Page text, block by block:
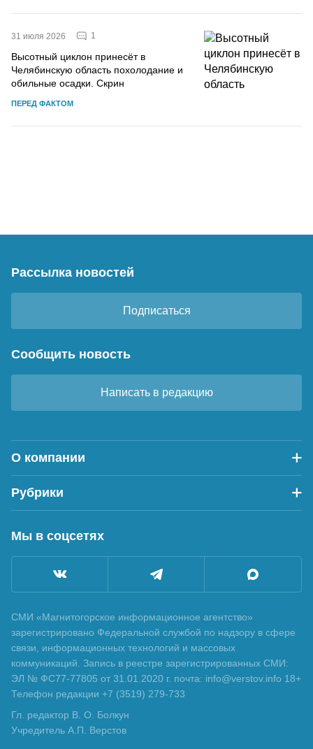
31 июля 2026 1
Высотный циклон принесёт в
Челябинскую область похолодание и
обильные осадки. Скрин
ПЕРЕД ФАКТОМ
Рассылка новостей
Подписаться
Сообщить новость
Написать в редакцию
О компании
Рубрики
Мы в соцсетях
СМИ «Магнитогорское информационное агентство»
зарегистрировано Федеральной службой по надзору в сфере
связи, информационных технологий и массовых
коммуникаций. Запись в реестре зарегистрированных СМИ:
ЭЛ № ФС77-77805 от 31.01.2020 г. почта: info@verstov.info 18+
Телефон редакции +7 (3519) 279-733
Гл. редактор В. О. Болкун
Учредитель А.П. Верстов